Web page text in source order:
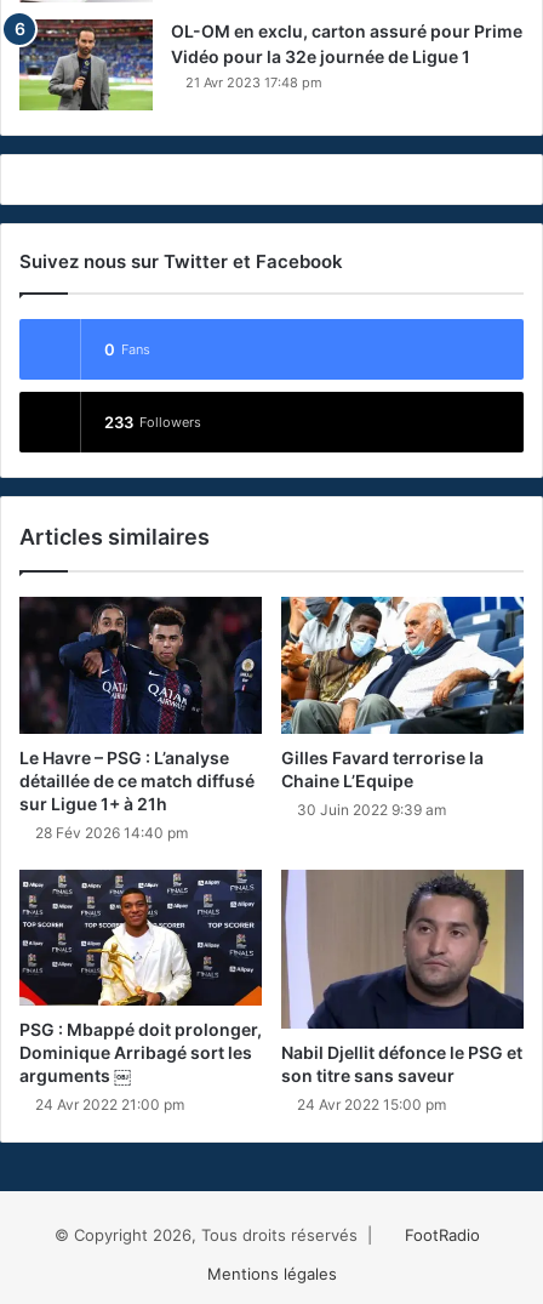
OL-OM en exclu, carton assuré pour Prime
Vidéo pour la 32e journée de Ligue 1
21 Avr 2023 17:48 pm
Suivez nous sur Twitter et Facebook
0 Fans
233 Followers
Articles similaires
Le Havre – PSG : L’analyse
détaillée de ce match diffusé
sur Ligue 1+ à 21h
28 Fév 2026 14:40 pm
Gilles Favard terrorise la
Chaine L’Equipe
30 Juin 2022 9:39 am
PSG : Mbappé doit prolonger,
Dominique Arribagé sort les
arguments ￼
24 Avr 2022 21:00 pm
Nabil Djellit défonce le PSG et
son titre sans saveur
24 Avr 2022 15:00 pm
© Copyright 2026, Tous droits réservés |
FootRadio
Mentions légales